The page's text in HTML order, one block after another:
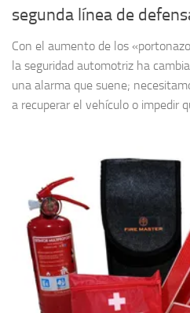
segunda línea de
Con el aumento de los
la seguridad automotriz ha
una alarma que suene;
a recuperar el vehículo o impedir